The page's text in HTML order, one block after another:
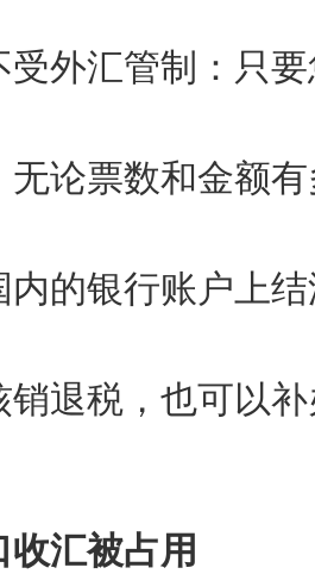
受外汇管制：只
无论票数和金额
内的银行账户上
销退税，也可以
汇被占用